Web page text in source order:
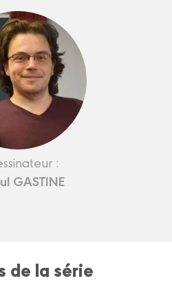
:
GASTINE
de la série